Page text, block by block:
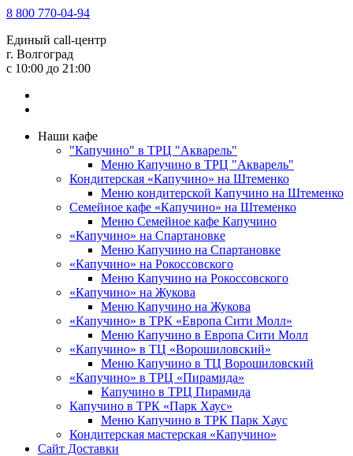
8 800 770-04-94
Единый call-центр
г. Волгоград
c 10:00 до 21:00
Наши кафе
"Капучино" в ТРЦ "Акварель"
Меню Капучино в ТРЦ "Акварель"
Кондитерская «Капучино» на Штеменко
Меню кондитерской Капучино на Штеменко
Семейное кафе «Капучино» на Штеменко
Меню Семейное кафе Капучино
«Капучино» на Спартановке
Меню Капучино на Спартановке
«Капучино» на Рокоссовского
Меню Капучино на Рокоссовского
«Капучино» на Жукова
Меню Капучино на Жукова
«Капучино» в ТРК «Европа Cити Молл»
Меню Капучино в Европа Сити Молл
«Капучино» в ТЦ «Ворошиловский»
Меню Капучино в ТЦ Ворошиловский
«Капучино» в ТРЦ «Пирамида»
Капучино в ТРЦ Пирамида
Капучино в ТРК «Парк Хаус»
Меню Капучино в ТРК Парк Хаус
Кондитерская мастерская «Капучино»
Сайт Доставки